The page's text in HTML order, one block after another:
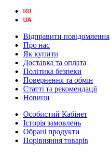
Відправити повідомлення
Про нас
Як купити
Доставка та оплата
Політика безпеки
Повернення та обмін
Статті та рекомендації
Новини
Особистий Кабінет
Історія замовлень
Обрані продукти
Порівняння товарів